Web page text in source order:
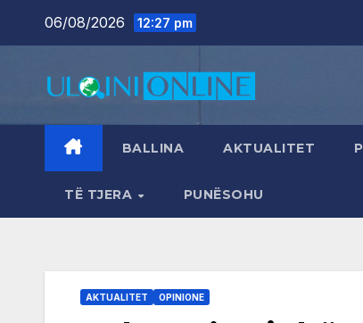
06/08/2026 12:27 pm
BALLINA AKTUALITET
TË TJERA PUNËSOHU
AKTUALITET OPINIONE